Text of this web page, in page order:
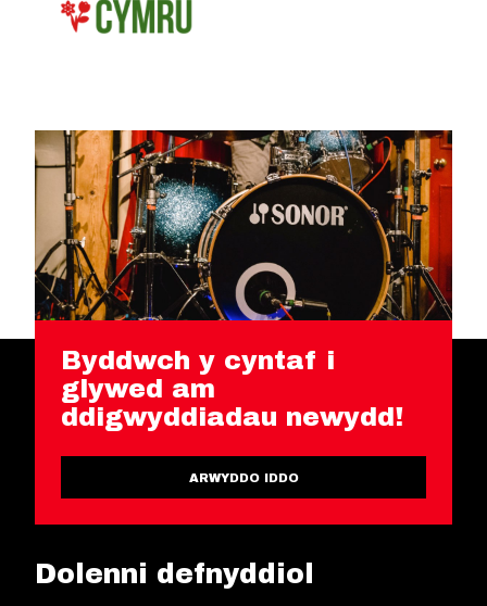
Byddwch y cyntaf i
glywed am
ddigwyddiadau newydd!
ARWYDDO IDDO
Dolenni defnyddiol